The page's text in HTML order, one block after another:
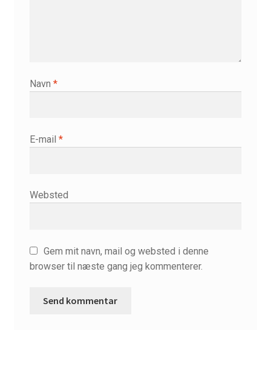
Navn *
E-mail *
Websted
Gem mit navn, mail og websted i denne
browser til næste gang jeg kommenterer.